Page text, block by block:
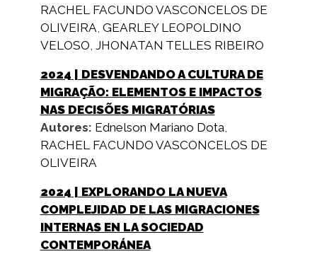
RACHEL FACUNDO VASCONCELOS DE
OLIVEIRA GEARLEY LEOPOLDINO
VELOSO JHONATAN TELLES RIBEIRO
2024 | DESVENDANDO A CULTURA DE
MIGRAÇÃO: ELEMENTOS E IMPACTOS
NAS DECISÕES MIGRATÓRIAS
Autores: Ednelson Mariano Dota,
RACHEL FACUNDO VASCONCELOS DE
OLIVEIRA
2024 | EXPLORANDO LA NUEVA
COMPLEJIDAD DE LAS MIGRACIONES
INTERNAS EN LA SOCIEDAD
CONTEMPORÁNEA